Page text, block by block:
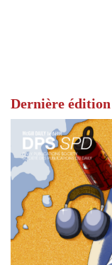
Dernière édition